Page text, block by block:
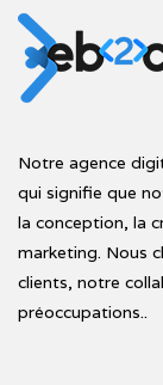
Notre agence
qui signifie que
la conception, la
marketing. Nous
clients, notre
préoccupations..